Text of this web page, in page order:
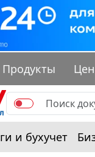
Продукты
и бухучет